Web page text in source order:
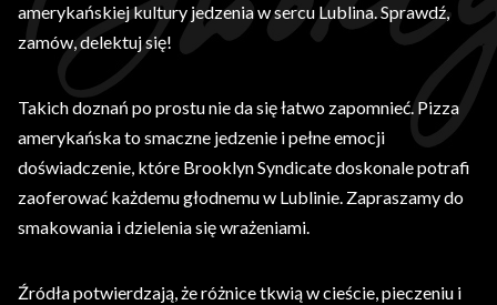
amerykańskiej kultury jedzenia w sercu Lublina. Sprawdź,
zamów, delektuj się!
Takich doznań po prostu nie da się łatwo zapomnieć. Pizza
amerykańska to smaczne jedzenie i pełne emocji
doświadczenie, które Brooklyn Syndicate doskonale potrafi
zaoferować każdemu głodnemu w Lublinie. Zapraszamy do
smakowania i dzielenia się wrażeniami.
Źródła potwierdzają, że różnice tkwią w cieście, pieczeniu i